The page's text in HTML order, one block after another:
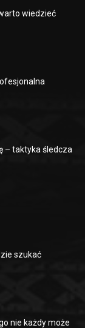
wiedzieć
– taktyka śledcza
szukać
nie każdy może